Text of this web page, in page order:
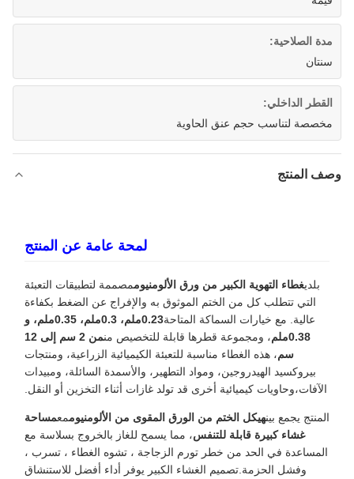
مدة الصلاحية:
سنتان
القطر الداخلي:
مخصصة لتناسب حجم عنق الحاوية
وصف المنتج
لمحة عامة عن المنتج
بلديغطاء التهوية الكبير من ورق الألومنيوممصممة لتطبيقات التعبئة
التي تتطلب كل من الختم الموثوق به والإفراج عن الضغط بكفاءة
عالية. مع خيارات السماكة المتاحة
0.23ملم، 0.3ملم، 0.35ملم، و
0.38ملم
، ومجموعة قطرها قابلة للتخصيص من
من 2 سم إلى 12
سم، هذه الغطاء مناسبة للتعبئة الكيميائية الزراعية، ومنتجات
بيروكسيد الهيدروجين، ومواد التطهير، والأسمدة السائلة، ومبيدات
الآفات،وحاويات كيميائية أخرى قد تولد غازات أثناء التخزين أو النقل.
المنتج يجمع بينهيكل الختم من الورق المقوى من الألومنيوممعمساحة
غشاء كبيرة قابلة للتنفس، مما يسمح للغاز بالخروج بسلاسة مع
المساعدة في الحد من خطر تورم الزجاجة ، تشوه الغطاء ، تسرب ،
وفشل الحزمة.تصميم الغشاء الكبير يوفر أداء أفضل للاستنشاق